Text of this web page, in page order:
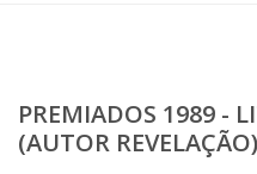
PREMIADOS 1989 -
(AUTOR REVELAÇÃO)